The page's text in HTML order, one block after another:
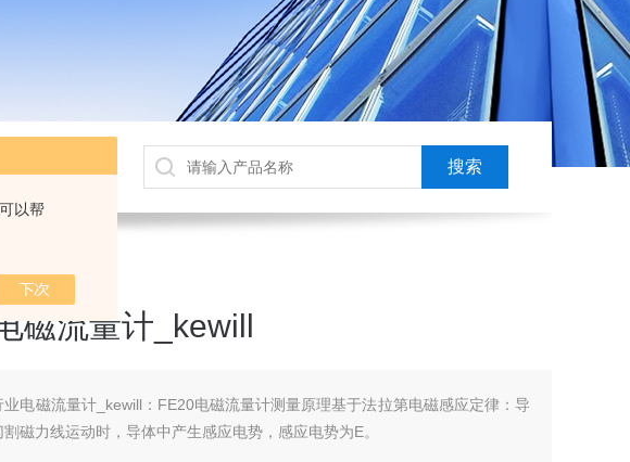
以帮
磁流量计_kewill
业电磁流量计_kewill：FE20电磁流量计测量原理基于法拉第电磁感应定律：导
磁力线运动时，导体中产生感应电势，感应电势为E。